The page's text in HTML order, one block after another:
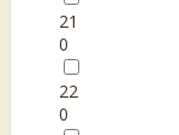
21
0
22
0